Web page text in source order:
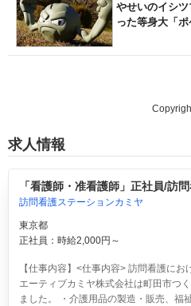
やせいのイシ
った等身大「
求人情報
「看護師・准看護師」正社員/訪
訪問看護ステーションカミヤ
東京都
正社員：時給2,000円～
【仕事内容】<仕事内容> 訪問看護に
エーティブカミヤ株式会社は町田市つ
ました。 ・介護用品の製造・販売、福